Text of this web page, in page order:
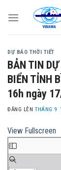
DỰ BÁO THỜI TIẾT
BẢN TIN
BIỂN TỈNH
16h ngày
ĐĂNG LÊNTHÁNG 9
View Fullscreen